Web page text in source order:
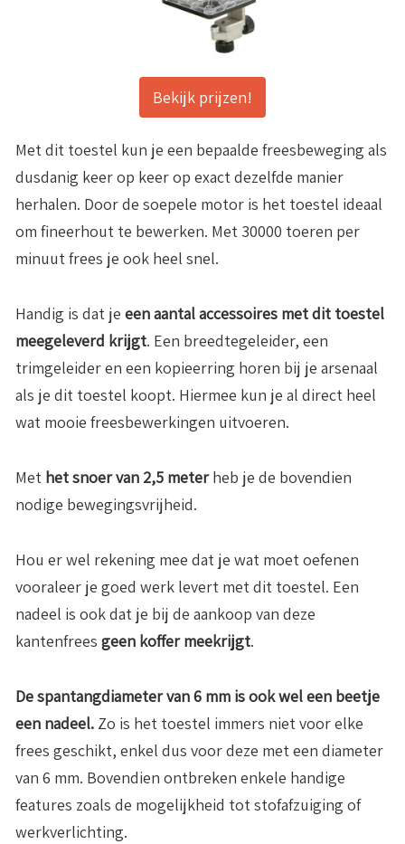
Bekijk prijzen!
Met dit toestel kun je een bepaalde freesbeweging als
dusdanig keer op keer op exact dezelfde manier
herhalen. Door de soepele motor is het toestel ideaal
om fineerhout te bewerken. Met 30000 toeren per
minuut frees je ook heel snel.
Handig is dat je een aantal accessoires met dit toestel
meegeleverd krijgt. Een breedtegeleider, een
trimgeleider en een kopieerring horen bij je arsenaal
als je dit toestel koopt. Hiermee kun je al direct heel
wat mooie freesbewerkingen uitvoeren.
Met het snoer van 2,5 meterheb je de bovendien
nodige bewegingsvrijheid.
Hou er wel rekening mee dat je wat moet oefenen
vooraleer je goed werk levert met dit toestel. Een
nadeel is ook dat je bij de aankoop van deze
kantenfrees geen koffer meekrijgt.
De spantangdiameter van 6 mm is ook wel een beetje
een nadeel. Zo is het toestel immers niet voor elke
frees geschikt, enkel dus voor deze met een diameter
van 6 mm. Bovendien ontbreken enkele handige
features zoals de mogelijkheid tot stofafzuiging of
werkverlichting.